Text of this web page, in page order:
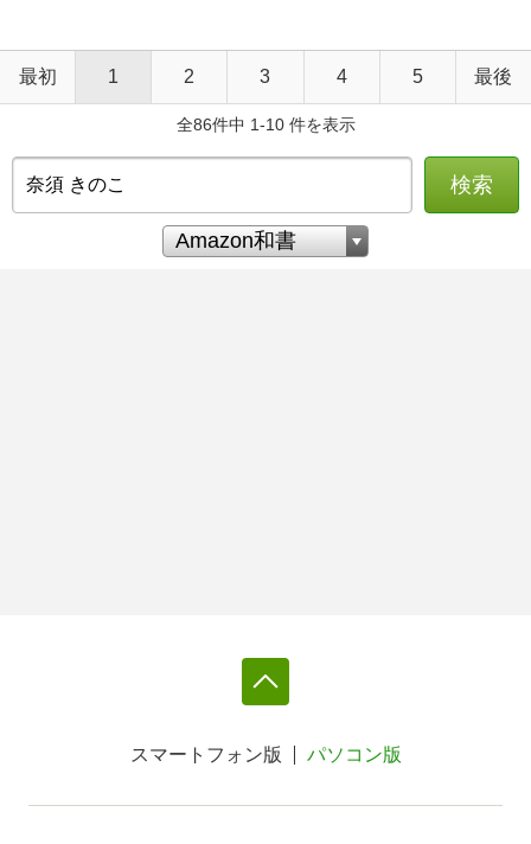
最初 1 2 3 4 5 最後
全86件中 1-10 件を表示
検索
スマートフォン版 パソコン版